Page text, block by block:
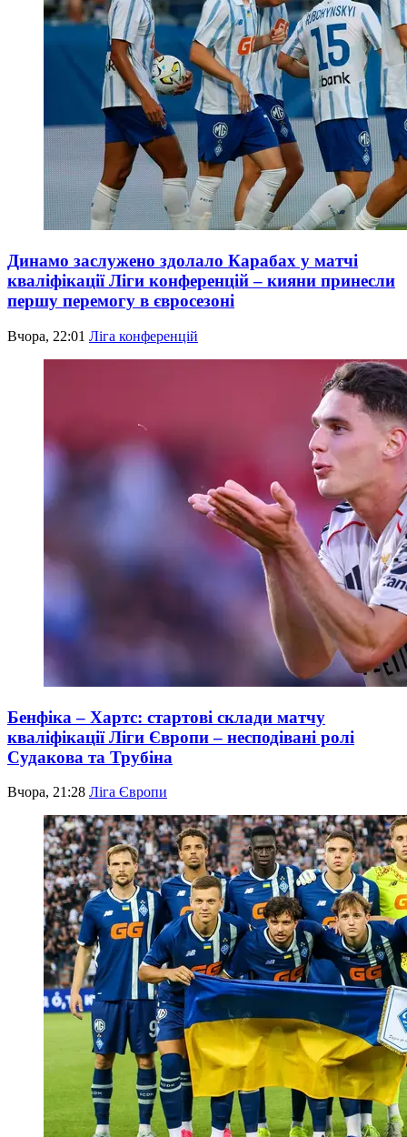
Динамо заслужено здолало Карабах у матчі
кваліфікації Ліги конференцій – кияни принесли
першу перемогу в євросезоні
Вчора, 22:01 Ліга конференцій
Бенфіка – Хартс: стартові склади матчу
кваліфікації Ліги Європи – несподівані ролі
Судакова та Трубіна
Вчора, 21:28 Ліга Європи